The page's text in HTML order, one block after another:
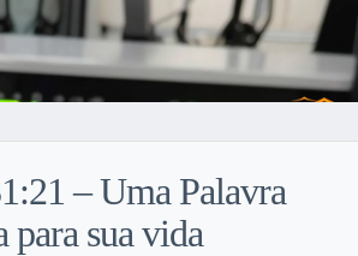
– Uma Palavra
para sua vida